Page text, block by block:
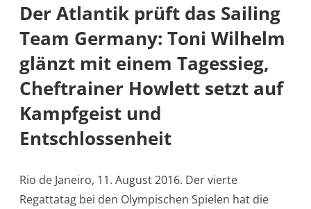
Der Atlantik prüft das Sailing
Team Germany: Toni Wilhelm
glänzt mit einem Tagessieg,
Cheftrainer Howlett setzt auf
Kampfgeist und
Entschlossenheit
Rio de Janeiro, 11. August 2016. Der vierte
Regattatag bei den Olympischen Spielen hat die